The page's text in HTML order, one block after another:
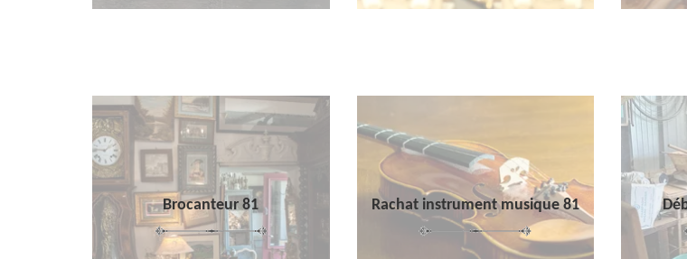
Brocanteur 81 Rachat instrument musique 81